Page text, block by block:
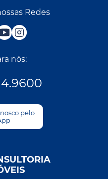
Redes
nós:
pelo